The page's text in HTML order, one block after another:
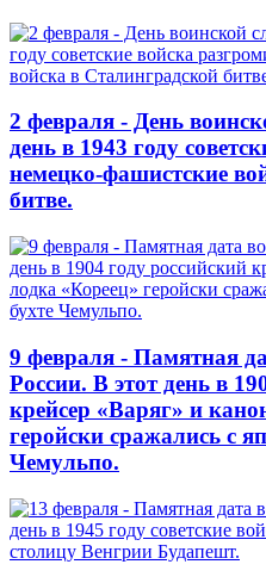
2 февраля - День
день в 1943 году
немецко-фашистские
битве.
9 февраля - Памятная
России. В этот день в
крейсер «Варяг» и
геройски сражались с
Чемульпо.